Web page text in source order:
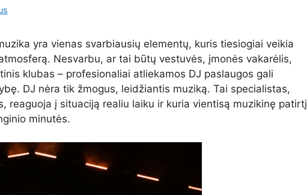
yra vienas svarbiausių elementų, kuris tiesiogiai veikia
Nesvarbu, ar tai būtų vestuvės, įmonės vakarėlis,
klubas – profesionaliai atliekamos DJ paslaugos gali
DJ nėra tik žmogus, leidžiantis muziką. Tai specialistas,
reaguoja į situaciją realiu laiku ir kuria vientisą muzikinę patirtį
minutės.